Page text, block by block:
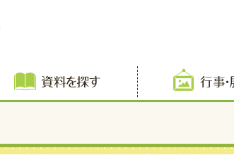
資料を探す